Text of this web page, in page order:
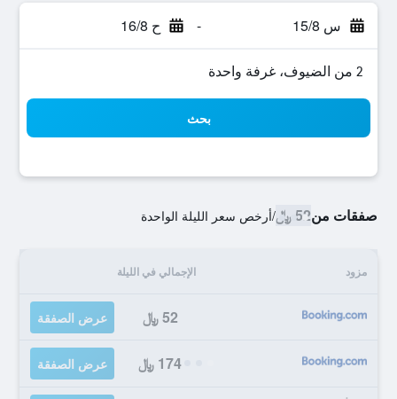
س 15/8 - ح 16/8
2 من الضيوف، غرفة واحدة
بحث
صفقات من52 ﷼ /أرخص سعر الليلة الواحدة
مزود الإجمالي في الليلة
52 ﷼ عرض الصفقة
174 ﷼ عرض الصفقة